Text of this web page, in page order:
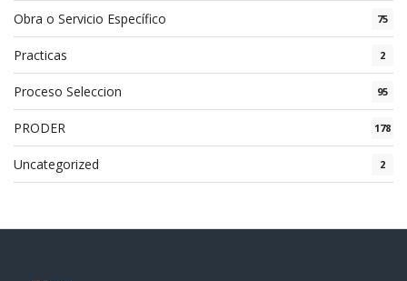
Obra o Servicio Específico 75
Practicas 2
Proceso Seleccion 95
PRODER 178
Uncategorized 2